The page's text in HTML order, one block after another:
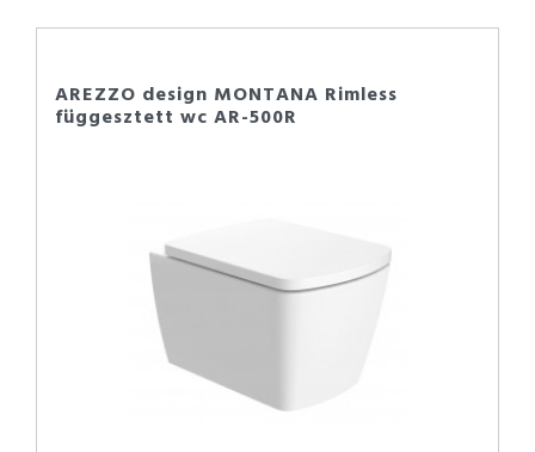
AREZZO design MONTANA Rimless
függesztett wc AR-500R